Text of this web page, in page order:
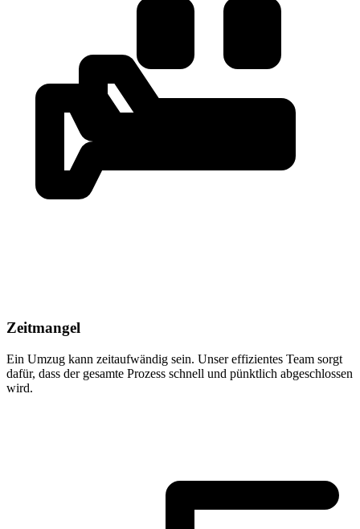
Zeitmangel
Ein Umzug kann zeitaufwändig sein. Unser effizientes Team sorgt
dafür, dass der gesamte Prozess schnell und pünktlich abgeschlossen
wird.